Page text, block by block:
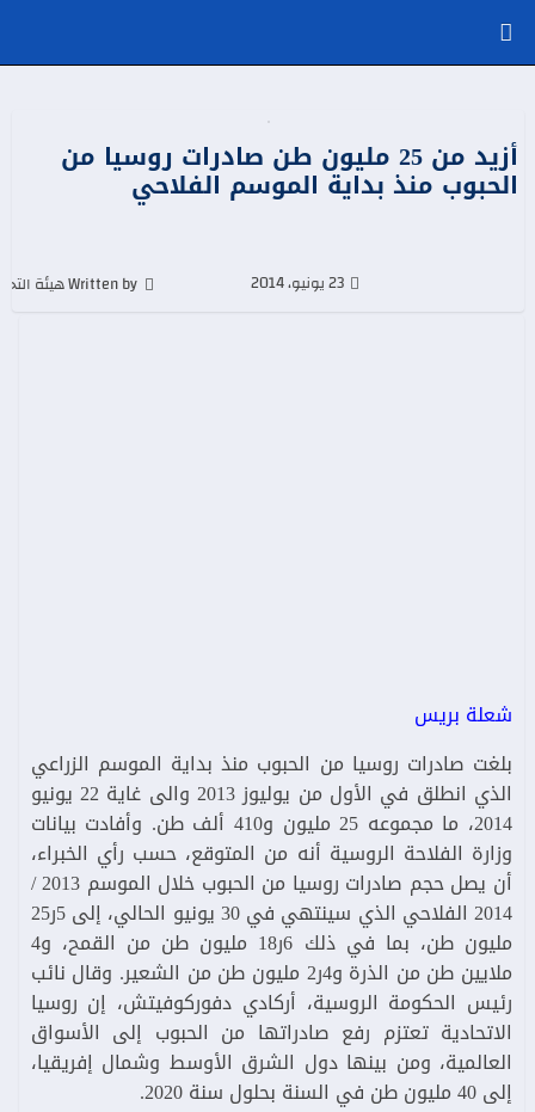
أزيد من 25 مليون طن صادرات روسيا من
الحبوب منذ بداية الموسم الفلاحي
23 يونيو، 2014
شعلة بريس
بلغت صادرات روسيا من الحبوب منذ بداية الموسم الزراعي
الذي انطلق في الأول من يوليوز 2013 والى غاية 22 يونيو
2014، ما مجموعه 25 مليون و410 ألف طن. وأفادت بيانات
وزارة الفلاحة الروسية أنه من المتوقع، حسب رأي الخبراء،
أن يصل حجم صادرات روسيا من الحبوب خلال الموسم 2013 /
2014 الفلاحي الذي سينتهي في 30 يونيو الحالي، إلى 5ر25
مليون طن، بما في ذلك 6ر18 مليون طن من القمح، و4
ملايين طن من الذرة و4ر2 مليون طن من الشعير. وقال نائب
رئيس الحكومة الروسية، أركادي دفوركوفيتش، إن روسيا
الاتحادية تعتزم رفع صادراتها من الحبوب إلى الأسواق
العالمية، ومن بينها دول الشرق الأوسط وشمال إفريقيا،
إلى 40 مليون طن في السنة بحلول سنة 2020.